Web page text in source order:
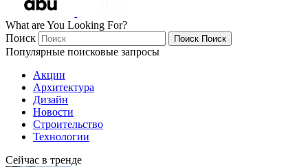
What are You Looking For?
Поиск
Поиск Поиск
Популярные поисковые запросы
Акции
Архитектура
Дизайн
Новости
Строительство
Технологии
Сейчас в тренде